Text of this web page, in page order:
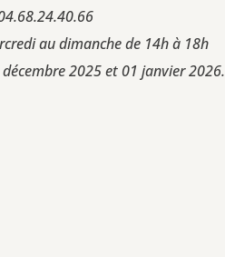
au dimanche de 14h à 18h
2025 et 01 janvier 2026.